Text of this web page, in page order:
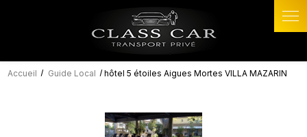
Accueil Guide Local hôtel 5 étoiles Aigues Mortes VILLA MAZARIN